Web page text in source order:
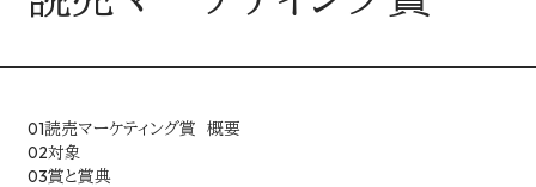
コンソーシアム企業・パートナー
LINEUP
01読売マーケティング賞 概要
02対象
03賞と賞典